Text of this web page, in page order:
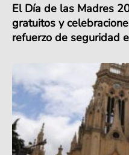
El Día de las Madres
gratuitos y
refuerzo de seguridad